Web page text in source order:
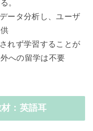
。
ータ分析し、ユーザ
れず学習することが
への留学は不要
：英語耳